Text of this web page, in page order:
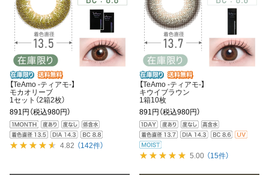
【TeAmo -ティアモ-】
モカオリーブ
1セット（2箱2枚）
891円 （税込980円）
4.82 （142件）
【TeAmo -ティアモ-】
キウイブラウン
1箱10枚
891円 （税込980円）
5.00 （15件）